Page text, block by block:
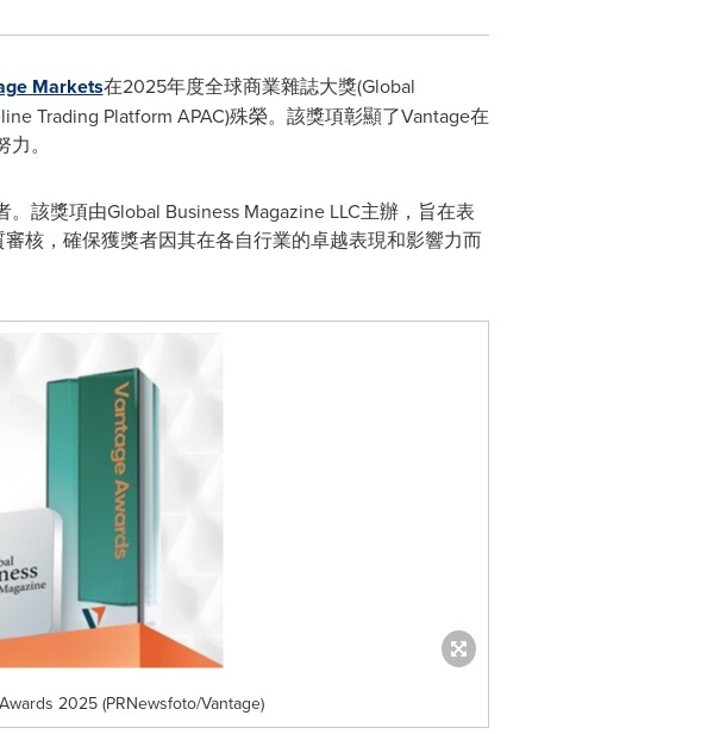
Markets在2025年度全球商業雜誌大獎(Global
Trading Platform APAC)殊榮。該獎項彰顯了Vantage在
。
該獎項由Global Business Magazine LLC主辦，旨在表
核，確保獲獎者因其在各自行業的卓越表現和影響力而
2025 (PRNewsfoto/Vantage)